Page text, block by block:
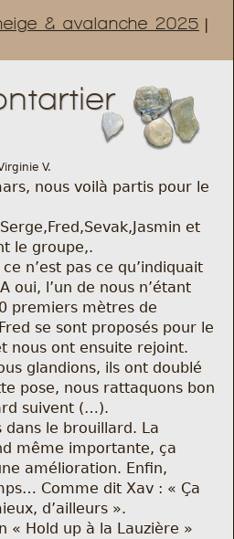
sorties
& avalanche 2025 |
V.
nous voilà partis pour le
et
le groupe,.
n’est pas ce qu’indiquait
oui, l’un de nous n’étant
premiers mètres de
se sont proposés pour le
nous ont ensuite rejoint.
glandions, ils ont doublé
pose, nous rattaquons bon
suivent (…).
dans le brouillard. La
même importante, ça
amélioration. Enfin,
Comme dit Xav : « Ça
d’ailleurs ».
« Hold up à la Lauzière »